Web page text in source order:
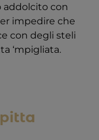
addolcito con
impedire che
con degli steli
‘mpigliata.